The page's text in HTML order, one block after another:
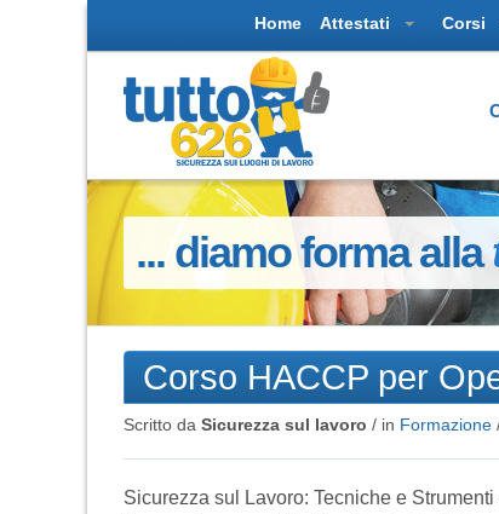
Home Attestati Corsi
... diamo forma alla
Corso HACCP per
Scritto da Sicurezza sul lavoro / in Formazione
Sicurezza sul Lavoro: Tecniche e